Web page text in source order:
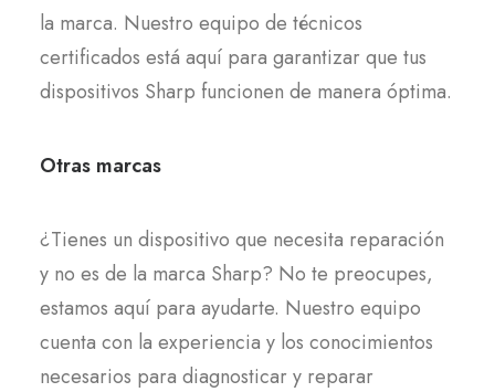
la marca. Nuestro equipo de técnicos
certificados está aquí para garantizar que tus
dispositivos Sharp funcionen de manera óptima.
Otras marcas
¿Tienes un dispositivo que necesita reparación
y no es de la marca Sharp? No te preocupes,
estamos aquí para ayudarte. Nuestro equipo
cuenta con la experiencia y los conocimientos
necesarios para diagnosticar y reparar